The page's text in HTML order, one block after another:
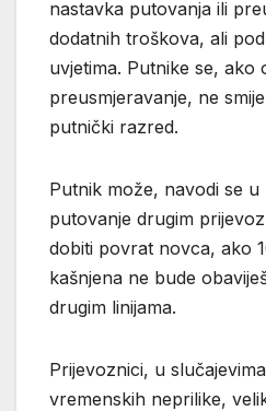
nastavka putovanja ili
dodatnih troškova, ali
uvjetima. Putnike se, ako
preusmjeravanje, ne
putnički razred.
Putnik može, navodi se
putovanje drugim
dobiti povrat novca, ako
kašnjena ne bude
drugim linijama.
Prijevoznici, u
vremenskih neprilike,